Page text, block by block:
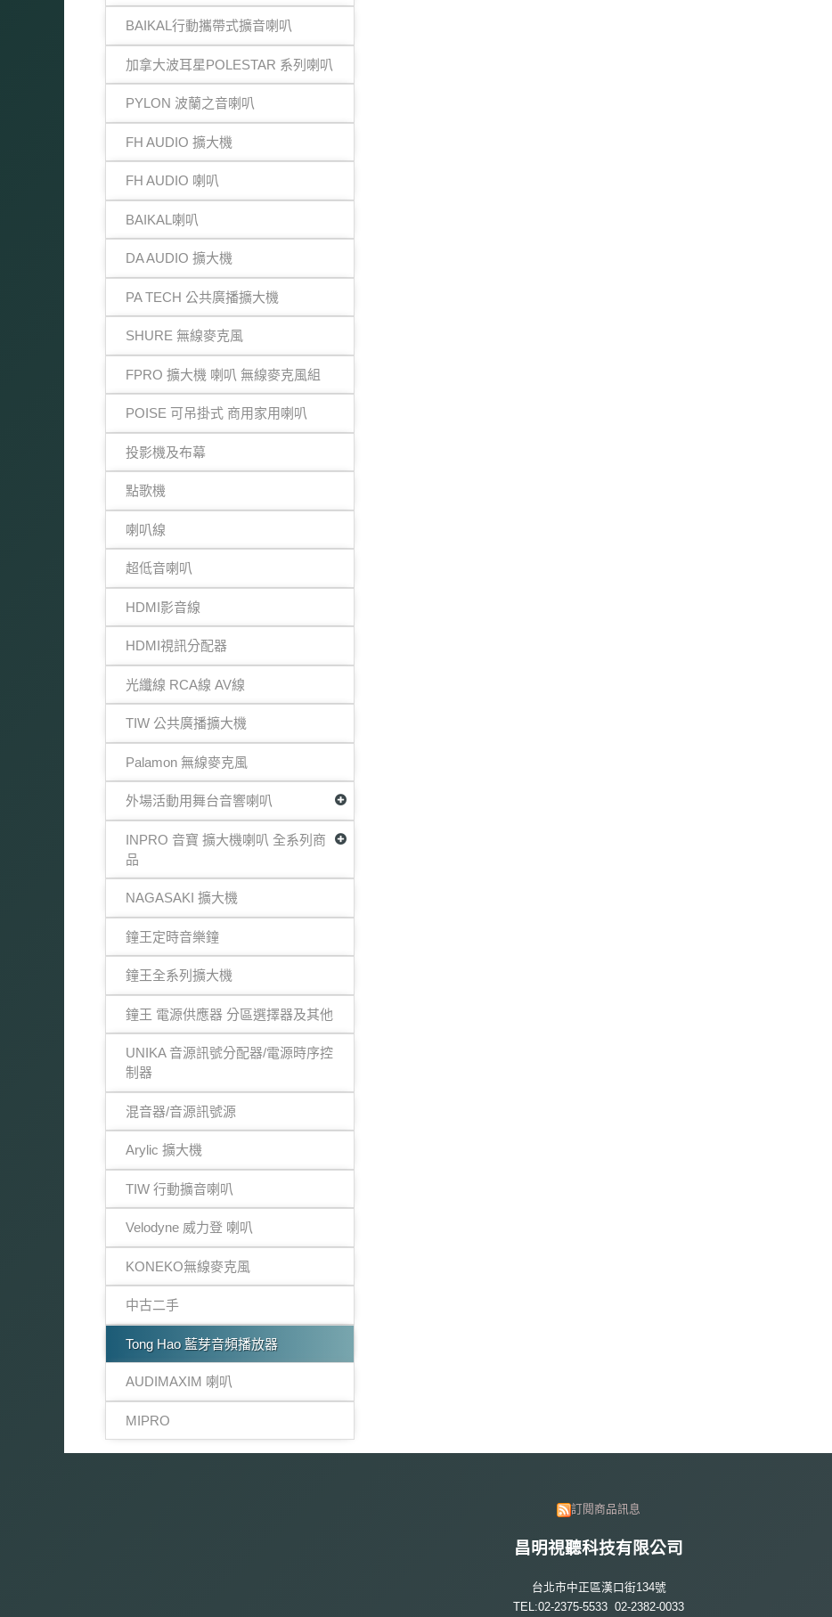
BAIKAL行動攜帶式擴音喇叭
加拿大波耳星POLESTAR 系列喇叭
PYLON 波蘭之音喇叭
FH AUDIO 擴大機
FH AUDIO 喇叭
BAIKAL喇叭
DA AUDIO 擴大機
PA TECH 公共廣播擴大機
SHURE 無線麥克風
FPRO 擴大機 喇叭 無線麥克風組
POISE 可吊掛式 商用家用喇叭
投影機及布幕
點歌機
喇叭線
超低音喇叭
HDMI影音線
HDMI視訊分配器
光纖線 RCA線 AV線
TIW 公共廣播擴大機
Palamon 無線麥克風
外場活動用舞台音響喇叭
INPRO 音寶 擴大機喇叭 全系列商
品
NAGASAKI 擴大機
鐘王定時音樂鐘
鐘王全系列擴大機
鐘王 電源供應器 分區選擇器及其他
UNIKA 音源訊號分配器/電源時序控
制器
混音器/音源訊號源
Arylic 擴大機
TIW 行動擴音喇叭
Velodyne 威力登 喇叭
KONEKO無線麥克風
中古二手
Tong Hao 藍芽音頻播放器
AUDIMAXIM 喇叭
MIPRO
訂閱商品訊息
昌明視聽科技有限公司
台北市中正區漢口街134號
TEL:02-2375-5533 02-2382-0033